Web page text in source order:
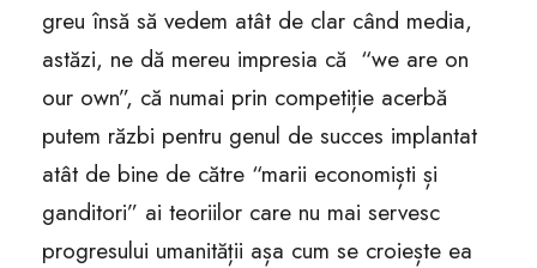
greu însă să vedem atât de clar când media,
astăzi, ne dă mereu impresia că “we are on
our own”, că numai prin competiție acerbă
putem răzbi pentru genul de succes implantat
atât de bine de către “marii economiști și
ganditori” ai teoriilor care nu mai servesc
progresului umanității așa cum se croiește ea